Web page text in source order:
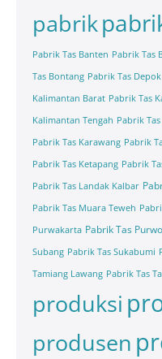
pabrik
Pabrik Tas Banten Pabrik Tas
Tas Bontang Pabrik Tas Depok
Kalimantan Barat Pabrik Tas
Kalimantan Tengah Pabrik
Pabrik Tas Karawang Pabrik
Pabrik Tas Ketapang Pabrik
Pabrik Tas Landak Kalbar
Pabrik Tas Muara Teweh
Purwakarta Pabrik Tas
Subang Pabrik Tas Sukabumi
Tamiang Lawang Pabrik Tas
produksi
produsen